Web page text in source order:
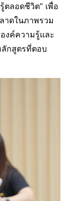
ตลอดชีวิต” เพื่อ
าดในภาพรวม
งค์ความรู้และ
กสูตรที่ตอบ